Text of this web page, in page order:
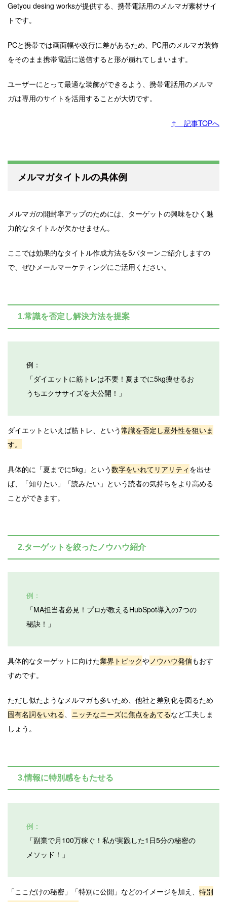
Getyou desing worksが提供する、携帯電話用のメルマガ素材サイ
トです。
PCと携帯では画面幅や改行に差があるため、PC用のメルマガ装飾
をそのまま携帯電話に送信すると形が崩れてしまいます。
ユーザーにとって最適な装飾ができるよう、携帯電話用のメルマ
ガは専用のサイトを活用することが大切です。
↑ 記事TOPへ
メルマガタイトルの具体例
メルマガの開封率アップのためには、ターゲットの興味をひく魅
力的なタイトルが欠かせません。
ここでは効果的なタイトル作成方法を5パターンご紹介しますの
で、ぜひメールマーケティングにご活用ください。
1.常識を否定し解決方法を提案
例：
「ダイエットに筋トレは不要！夏までに5kg痩せるお
うちエクササイズを大公開！」
ダイエットといえば筋トレ、という常識を否定し意外性を狙いま
す。
具体的に「夏までに5kg」という数字をいれてリアリティ を出せ
ば、「知りたい」「読みたい」という読者の気持ちをより高める
ことができます。
2.ターゲットを絞ったノウハウ紹介
例：
「MA担当者必見！プロが教えるHubSpot導入の7つの
秘訣！」
具体的なターゲットに向けた業界トピックやノウハウ発信もおす
すめです。
ただし似たようなメルマガも多いため、他社と差別化を図るため
固有名詞をいれる、 ニッチなニーズに焦点をあてるなど工夫しま
しょう。
3.情報に特別感をもたせる
例：
「副業で月100万稼ぐ！私が実践した1日5分の秘密の
メソッド！」
「ここだけの秘密」「特別に公開」などのイメージを加え、 特別